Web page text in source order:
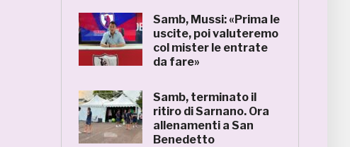
Samb, Mussi: «Prima le
uscite, poi valuteremo
col mister le entrate
da fare»
Samb, terminato il
ritiro di Sarnano. Ora
allenamenti a San
Benedetto